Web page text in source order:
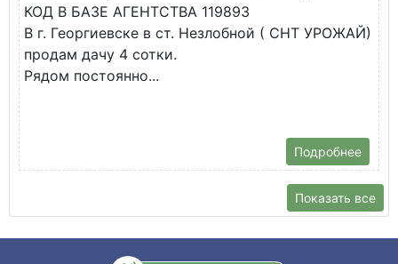
КОД В БАЗЕ АГЕНТСТВА 119893
В г. Георгиевске в ст. Незлобной ( СНТ УРОЖАЙ)
продам дачу 4 сотки.
Рядом постоянно...
Подробнее
Показать все